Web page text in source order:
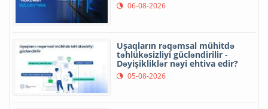
06-08-2026
Uşaqların rəqəmsal mühitdə
təhlükəsizliyi gücləndirilir -
Dəyişikliklər nəyi ehtiva edir?
05-08-2026